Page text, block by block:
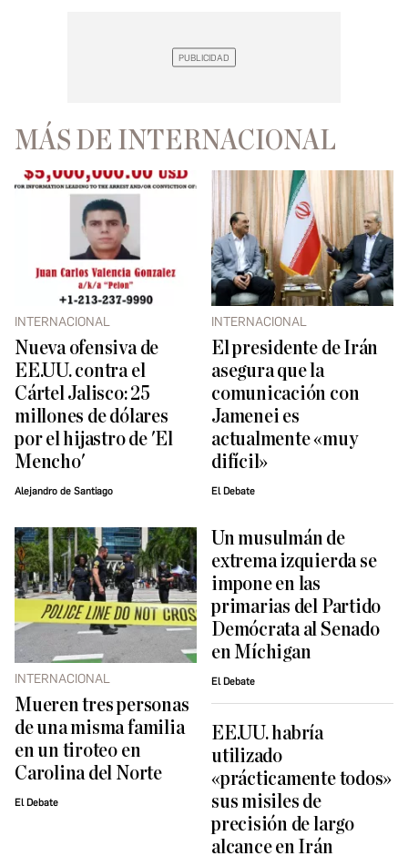
MÁS DE INTERNACIONAL
INTERNACIONAL
Nueva ofensiva de
EE.UU. contra el
Cártel Jalisco: 25
millones de dólares
por el hijastro de 'El
Mencho'
Alejandro de Santiago
INTERNACIONAL
El presidente de Irán
asegura que la
comunicación con
Jamenei es
actualmente «muy
difícil»
El Debate
INTERNACIONAL
Mueren tres personas
de una misma familia
en un tiroteo en
Carolina del Norte
El Debate
Un musulmán de
extrema izquierda se
impone en las
primarias del Partido
Demócrata al Senado
en Míchigan
El Debate
EE.UU. habría
utilizado
«prácticamente todos»
sus misiles de
precisión de largo
alcance en Irán